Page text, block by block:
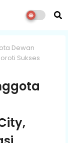
Dewan
Sukses